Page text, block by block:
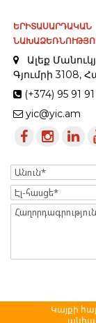
ԵՐԻՏԱՍԱՐԴԱԿԱՆ
Ալեք
Գյումրի 3108,
(+374) 95 91
yic@yic.am
Name
Էլ-
հասցե
Message
Կայքի